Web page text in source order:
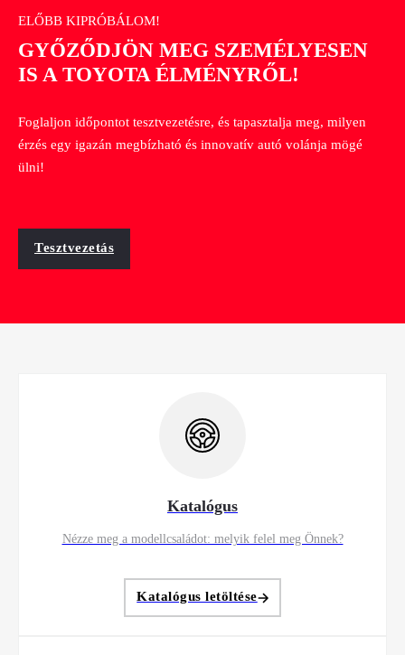
ELŐBB KIPRÓBÁLOM!
GYŐZŐDJÖN MEG SZEMÉLYESEN
IS A TOYOTA ÉLMÉNYRŐL!
Foglaljon időpontot tesztvezetésre, és tapasztalja meg, milyen
érzés egy igazán megbízható és innovatív autó volánja mögé
ülni!
Tesztvezetás
Katalógus
Nézze meg a modellcsaládot: melyik felel meg Önnek?
Katalógus letöltése